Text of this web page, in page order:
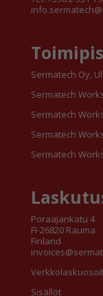
Sermatech Oy,
Sermatech
Sermatech
Sermatech
Sermatech
Poraajankatu 4
FI-26820 Rauma
Finland
Sisällöt